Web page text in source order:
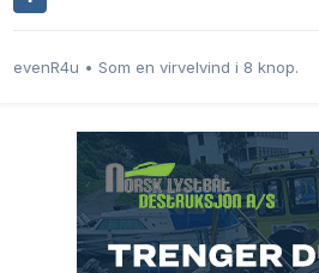
evenR4u • Som en virvelvind i 8 knop.